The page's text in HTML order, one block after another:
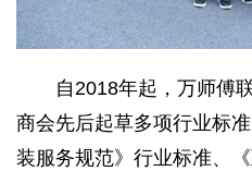
自2018年起，万师傅
商会先后起草多项行业标
装服务规范》行业标准、